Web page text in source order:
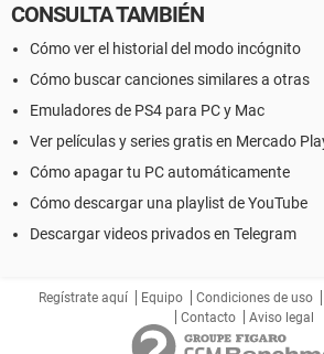
CONSULTA TAMBIÉN
Cómo ver el historial del modo incógnito
Cómo buscar canciones similares a otras
Emuladores de PS4 para PC y Mac
Ver películas y series gratis en Mercado
Cómo apagar tu PC automáticamente
Cómo descargar una playlist de YouTube
Descargar videos privados en Telegram
Regístrate aquí Equipo Condiciones de uso
Contacto
Aviso legal